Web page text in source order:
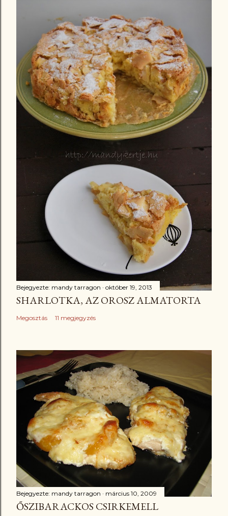
Bejegyezte: mandy tarragon október 19, 2013
SHARLOTKA, AZ OROSZ ALMATORTA
Megosztás 11 megjegyzés
Bejegyezte: mandy tarragon március 10, 2009
ŐSZIBARACKOS CSIRKEMELL